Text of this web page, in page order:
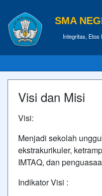
SMA
Integritas, Etos
Visi dan Misi
Visi:
Menjadi sekolah
ekstrakurikuler,
IMTAQ, dan
Indikator Visi :